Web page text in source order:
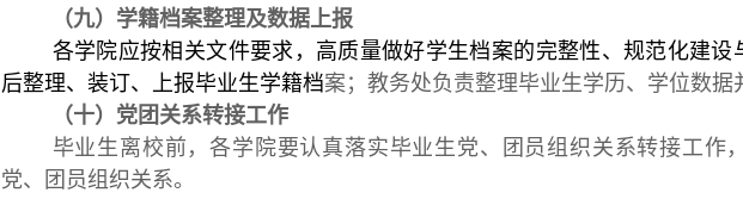
（九）学籍档案整理及数据上报
各学院应按相关文件要求，高质量做好学生档案的完整性、规范化建设
后整理、装订、上报毕业生学籍档案；教务处负责整理毕业生学历、学位数据
（十）党团关系转接工作
毕业生离校前，各学院要认真落实毕业生党、团员组织关系转接工作
党、团员组织关系。